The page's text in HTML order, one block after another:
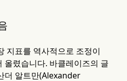
지표를 역사적으로 조정이
올렸습니다. 바클레이즈의 글
더 알트만(Alexander